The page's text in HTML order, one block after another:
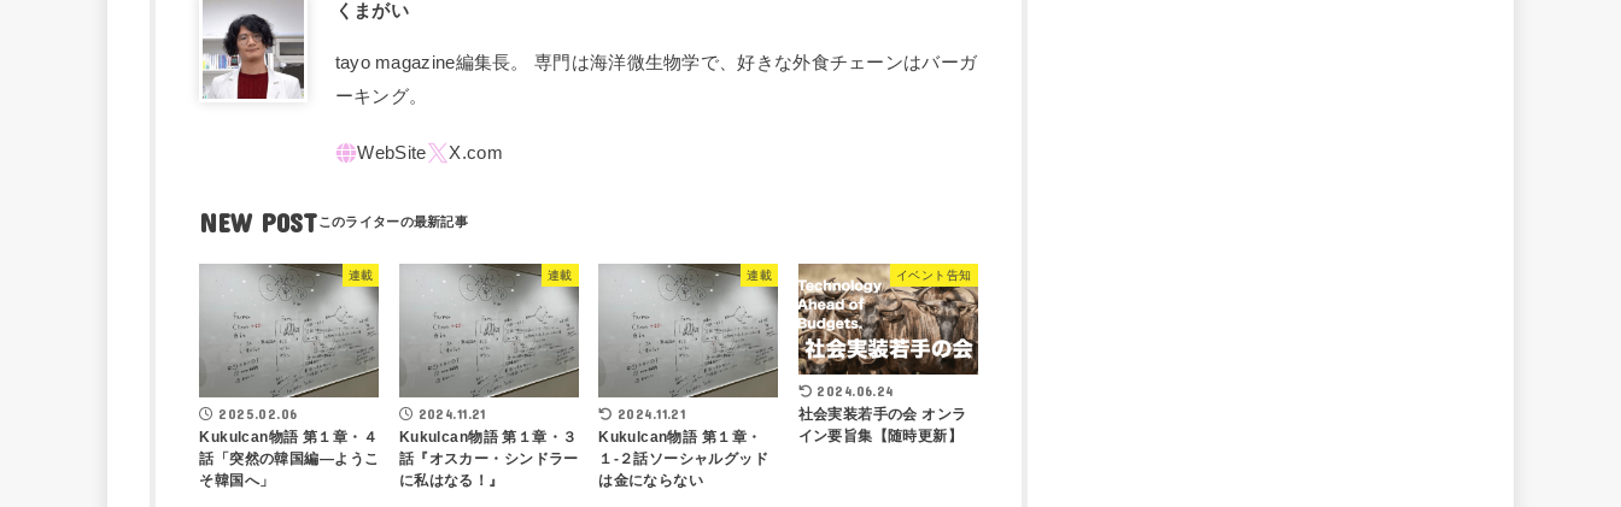
くまがい
tayo magazine編集長。 専門は海洋微生物学で、好きな外食チェーンはバーガ
ーキング。
NEW POST
連載
2025.02.06
Kukulcan物語 第１章・４
話「突然の韓国編―ようこ
そ韓国へ」
連載
2024.11.21
Kukulcan物語 第１章・３
話『オスカー・シンドラー
に私はなる！』
連載
2024.11.21
Kukulcan物語 第１章・
１-２話ソーシャルグッド
は金にならない
イベント告知
2024.06.24
社会実装若手の会 オンラ
イン要旨集【随時更新】